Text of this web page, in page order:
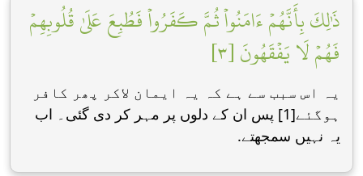
ذَٰلِكَ بِأَنَّهُمۡ ءَامَنُواْ ثُمَّ كَفَرُواْ فَطُبِعَ عَلَىٰ قُلُوبِهِمۡ
فَهُمۡ لَا يَفۡقَهُونَ [٣]
یہ اس سبب سے ہے کہ یہ ایمان ﻻکر پھر کافر
ہوگئے[1] پس ان کے دلوں پر مہر کر دی گئی۔ اب
یہ نہیں سمجھتے.